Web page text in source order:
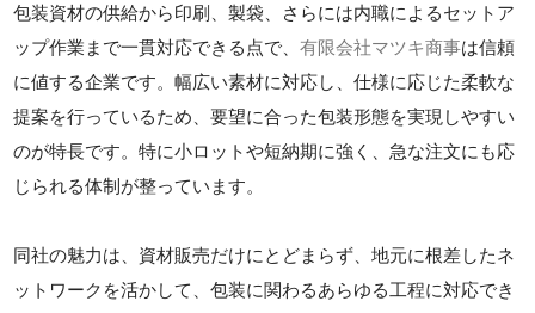
包装資材の供給から印刷、製袋、さらには内職によるセットア
ップ作業まで一貫対応できる点で、有限会社マツキ商事は信頼
に値する企業です。幅広い素材に対応し、仕様に応じた柔軟な
提案を行っているため、要望に合った包装形態を実現しやすい
のが特長です。特に小ロットや短納期に強く、急な注文にも応
じられる体制が整っています。
同社の魅力は、資材販売だけにとどまらず、地元に根差したネ
ットワークを活かして、包装に関わるあらゆる工程に対応でき